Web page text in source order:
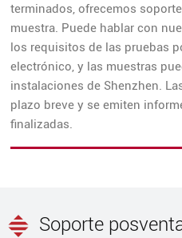
terminados, ofrecemos
muestra. Puede hablar con
los requisitos de las pruebas
electrónico, y las muestras
instalaciones de Shenzhen.
plazo breve y se emiten
finalizadas.
Soporte